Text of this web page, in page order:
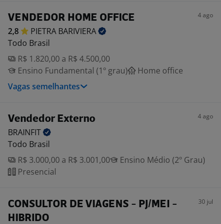
VENDEDOR HOME OFFICE 4 ago
2,8 PIETRA BARIVIERA
Todo Brasil
R$ 1.820,00 a R$ 4.500,00
Ensino Fundamental (1º grau)
Home office
Vagas semelhantes
Vendedor Externo 4 ago
BRAINFIT
Todo Brasil
R$ 3.000,00 a R$ 3.001,00
Ensino Médio (2º Grau)
Presencial
CONSULTOR DE VIAGENS - PJ/MEI -
HIBRIDO
30 jul